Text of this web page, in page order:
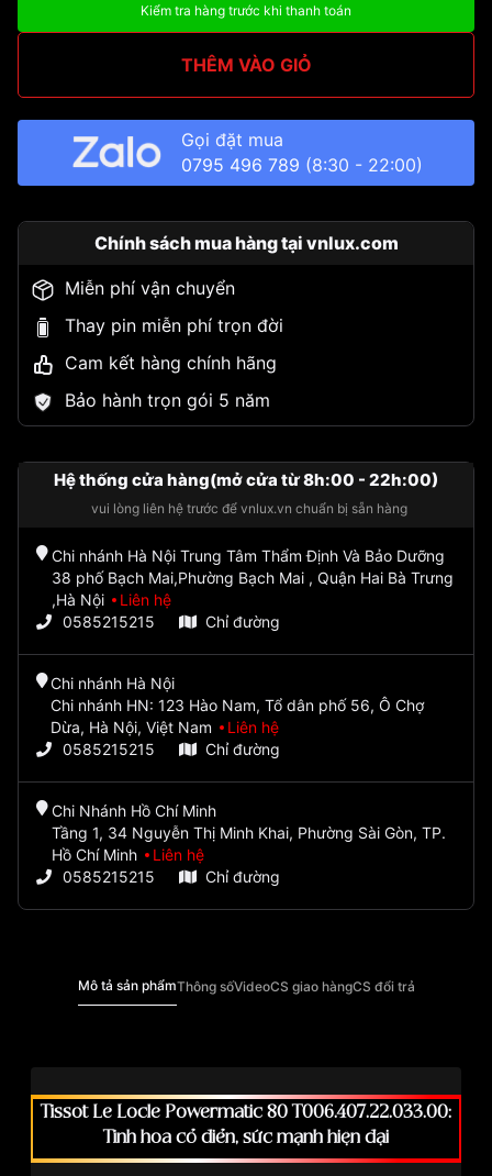
Kiểm tra hàng trước khi thanh toán
THÊM VÀO GIỎ
Gọi đặt mua
0795 496 789 (8:30 - 22:00)
Chính sách mua hàng tại vnlux.com
Miễn phí vận chuyển
Thay pin miễn phí trọn đời
Cam kết hàng chính hãng
Bảo hành trọn gói 5 năm
Hệ thống cửa hàng(mở cửa từ 8h:00 - 22h:00)
vui lòng liên hệ trước để vnlux.vn chuẩn bị sẵn hàng
Chi nhánh Hà Nội Trung Tâm Thẩm Định Và Bảo Dưỡng
38 phố Bạch Mai,Phường Bạch Mai , Quận Hai Bà Trưng
,Hà Nội
Liên hệ
0585215215
Chỉ đường
Chi nhánh Hà Nội
Chi nhánh HN: 123 Hào Nam, Tổ dân phố 56, Ô Chợ
Dừa, Hà Nội, Việt Nam
Liên hệ
0585215215
Chỉ đường
Chi Nhánh Hồ Chí Minh
Tầng 1, 34 Nguyễn Thị Minh Khai, Phường Sài Gòn, TP.
Hồ Chí Minh
Liên hệ
0585215215
Chỉ đường
Mô tả sản phẩmThông sốVideoCS giao hàngCS đổi trả
Tissot Le Locle Powermatic 80 T006.407.22.033.00:
Tinh hoa cổ điển, sức mạnh hiện đại